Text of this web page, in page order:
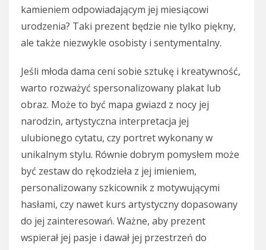
kamieniem odpowiadającym jej miesiącowi
urodzenia? Taki prezent będzie nie tylko piękny,
ale także niezwykle osobisty i sentymentalny.
Jeśli młoda dama ceni sobie sztukę i kreatywność,
warto rozważyć spersonalizowany plakat lub
obraz. Może to być mapa gwiazd z nocy jej
narodzin, artystyczna interpretacja jej
ulubionego cytatu, czy portret wykonany w
unikalnym stylu. Równie dobrym pomysłem może
być zestaw do rękodzieła z jej imieniem,
personalizowany szkicownik z motywującymi
hasłami, czy nawet kurs artystyczny dopasowany
do jej zainteresowań. Ważne, aby prezent
wspierał jej pasje i dawał jej przestrzeń do